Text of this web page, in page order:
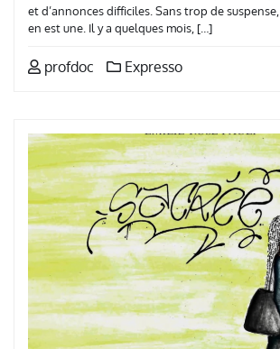
et d’annonces difficiles. Sans trop de
en est une. Il y a quelques mois, […]
profdoc Expresso